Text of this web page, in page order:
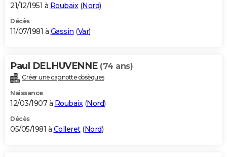
21/12/1951 à Roubaix(Nord)
Décès
11/07/1981 à Gassin (Var)
Paul DELHUVENNE (74 ans)
Créer une cagnotte obsèques
Naissance
12/03/1907 à Roubaix(Nord)
Décès
05/05/1981 à Colleret(Nord)